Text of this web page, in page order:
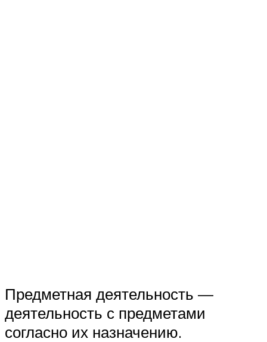
Предметная деятельность —
деятельность с предметами
согласно их назначению.